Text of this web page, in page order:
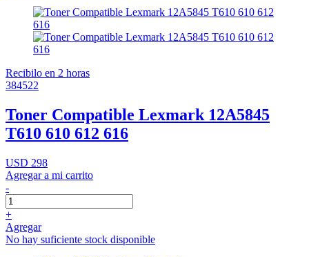
Recibilo en 2 horas
384522
Toner Compatible Lexmark 12A5845
T610 610 612 616
USD 298
Agregar a mi carrito
-
+
Agregar
No hay suficiente stock disponible